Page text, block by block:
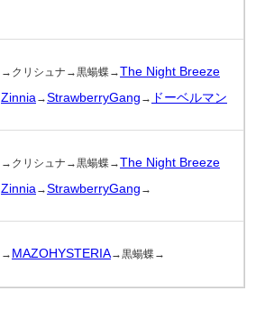
→クリシュナ→黒蝪蝶→The Night Breeze
Zinnia →StrawberryGang → ドーベルマン
→クリシュナ→黒蝪蝶→The Night Breeze
Zinnia →StrawberryGang →
→ MAZOHYSTERIA→黒蝪蝶→